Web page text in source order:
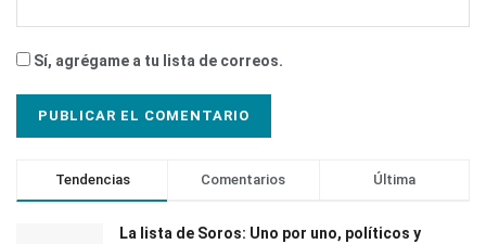
Sí, agrégame a tu lista de correos.
Tendencias Comentarios Última
La lista de Soros: Uno por uno, políticos y